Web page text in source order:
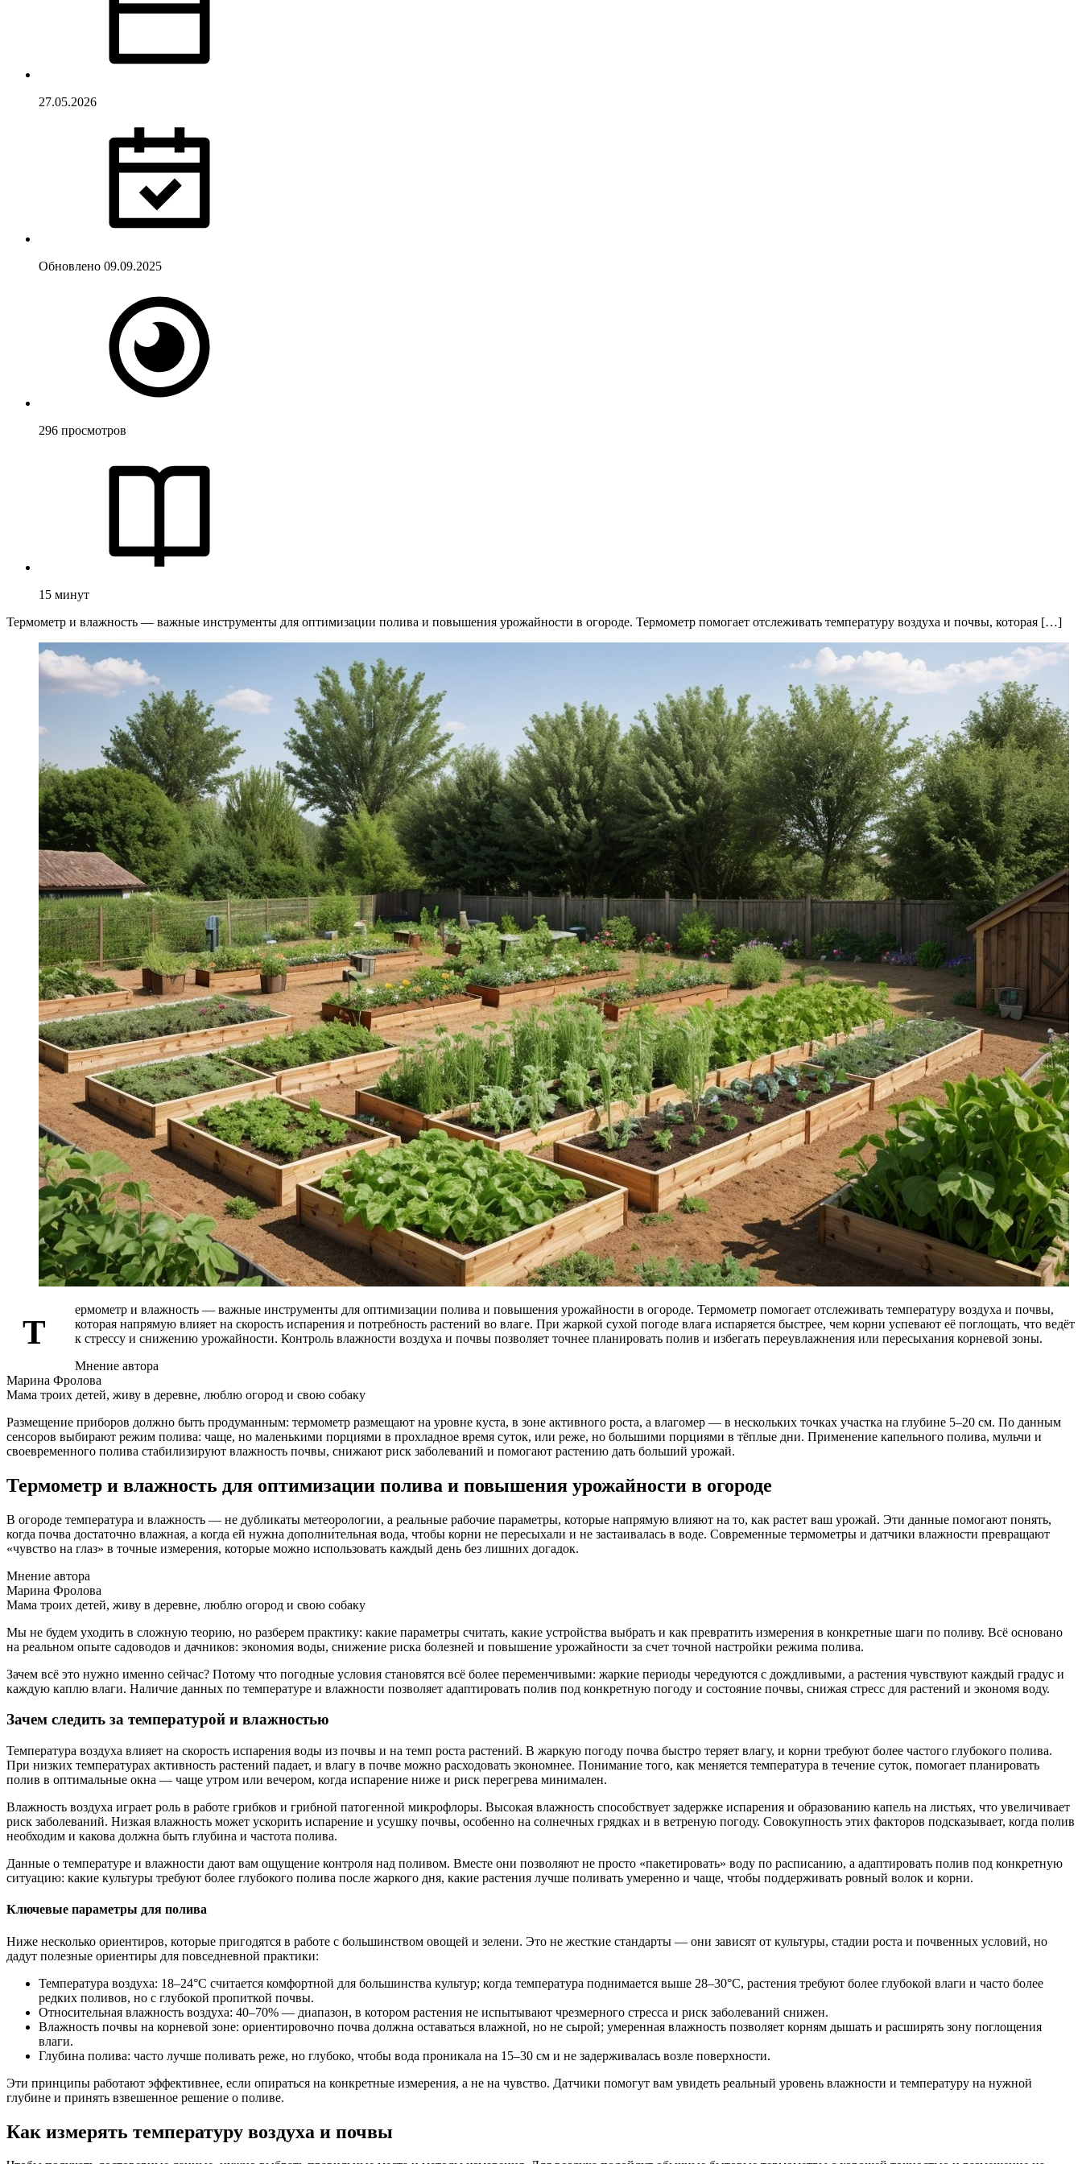
27.05.2026
Обновлено 09.09.2025
296 просмотров
15 минут
Термометр и влажность — важные инструменты для оптимизации полива и повышения урожайности в огороде. Термометр помогает отслеживать температуру воздуха и почвы, которая […]
Т
ермометр и влажность — важные инструменты для оптимизации полива и повышения урожайности в огороде. Термометр помогает отслеживать температуру воздуха и почвы,
которая напрямую влияет на скорость испарения и потребность растений во влаге. При жаркой сухой погоде влага испаряется быстрее, чем корни успевают её поглощать, что ведёт
к стрессу и снижению урожайности. Контроль влажности воздуха и почвы позволяет точнее планировать полив и избегать переувлажнения или пересыхания корневой зоны.
Мнение автора
Марина Фролова
Мама троих детей, живу в деревне, люблю огород и свою собаку
Размещение приборов должно быть продуманным: термометр размещают на уровне куста, в зоне активного роста, а влагомер — в нескольких точках участка на глубине 5–20 см. По данным
сенсоров выбирают режим полива: чаще, но маленькими порциями в прохладное время суток, или реже, но большими порциями в тёплые дни. Применение капельного полива, мульчи и
своевременного полива стабилизируют влажность почвы, снижают риск заболеваний и помогают растению дать больший урожай.
Термометр и влажность для оптимизации полива и повышения урожайности в огороде
В огороде температура и влажность — не дубликаты метеорологии, а реальные рабочие параметры, которые напрямую влияют на то, как растет ваш урожай. Эти данные помогают понять,
когда почва достаточно влажная, а когда ей нужна дополни́тельная вода, чтобы корни не пересыхали и не застаивалась в воде. Современные термометры и датчики влажности превращают
«чувство на глаз» в точные измерения, которые можно использовать каждый день без лишних догадок.
Мнение автора
Марина Фролова
Мама троих детей, живу в деревне, люблю огород и свою собаку
Мы не будем уходить в сложную теорию, но разберем практику: какие параметры считать, какие устройства выбрать и как превратить измерения в конкретные шаги по поливу. Всё основано
на реальном опыте садоводов и дачников: экономия воды, снижение риска болезней и повышение урожайности за счет точной настройки режима полива.
Зачем всё это нужно именно сейчас? Потому что погодные условия становятся всё более переменчивыми: жаркие периоды чередуются с дождливыми, а растения чувствуют каждый градус и
каждую каплю влаги. Наличие данных по температуре и влажности позволяет адаптировать полив под конкретную погоду и состояние почвы, снижая стресс для растений и экономя воду.
Зачем следить за температурой и влажностью
Температура воздуха влияет на скорость испарения воды из почвы и на темп роста растений. В жаркую погоду почва быстро теряет влагу, и корни требуют более частого глубокого полива.
При низких температурах активность растений падает, и влагу в почве можно расходовать экономнее. Понимание того, как меняется температура в течение суток, помогает планировать
полив в оптимальные окна — чаще утром или вечером, когда испарение ниже и риск перегрева минимален.
Влажность воздуха играет роль в работе грибков и грибной патогенной микрофлоры. Высокая влажность способствует задержке испарения и образованию капель на листьях, что увеличивает
риск заболеваний. Низкая влажность может ускорить испарение и усушку почвы, особенно на солнечных грядках и в ветреную погоду. Совокупность этих факторов подсказывает, когда полив
необходим и какова должна быть глубина и частота полива.
Данные о температуре и влажности дают вам ощущение контроля над поливом. Вместе они позволяют не просто «пакетировать» воду по расписанию, а адаптировать полив под конкретную
ситуацию: какие культуры требуют более глубокого полива после жаркого дня, какие растения лучше поливать умеренно и чаще, чтобы поддерживать ровный волок и корни.
Ключевые параметры для полива
Ниже несколько ориентиров, которые пригодятся в работе с большинством овощей и зелени. Это не жесткие стандарты — они зависят от культуры, стадии роста и почвенных условий, но
дадут полезные ориентиры для повседневной практики:
Температура воздуха: 18–24°C считается комфортной для большинства культур; когда температура поднимается выше 28–30°C, растения требуют более глубокой влаги и часто более
редких поливов, но с глубокой пропиткой почвы.
Относительная влажность воздуха: 40–70% — диапазон, в котором растения не испытывают чрезмерного стресса и риск заболеваний снижен.
Влажность почвы на корневой зоне: ориентировочно почва должна оставаться влажной, но не сырой; умеренная влажность позволяет корням дышать и расширять зону поглощения
влаги.
Глубина полива: часто лучше поливать реже, но глубоко, чтобы вода проникала на 15–30 см и не задерживалась возле поверхности.
Эти принципы работают эффективнее, если опираться на конкретные измерения, а не на чувство. Датчики помогут вам увидеть реальный уровень влажности и температуру на нужной
глубине и принять взвешенное решение о поливе.
Как измерять температуру воздуха и почвы